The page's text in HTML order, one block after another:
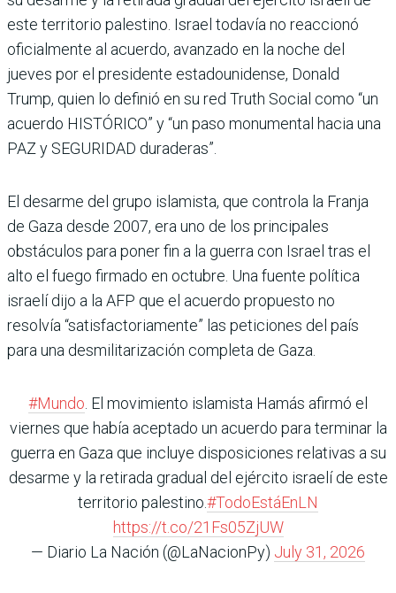
este territorio palestino. Israel todavía no reaccionó
oficialmente al acuerdo, avanzado en la noche del
jueves por el presidente estadounidense, Donald
Trump, quien lo definió en su red Truth Social como “un
acuerdo HISTÓRICO” y “un paso monumental hacia una
PAZ y SEGURIDAD duraderas”.
El desarme del grupo islamista, que controla la Franja
de Gaza desde 2007, era uno de los principales
obstáculos para poner fin a la guerra con Israel tras el
alto el fuego firmado en octubre. Una fuente política
israelí dijo a la AFP que el acuerdo propuesto no
resolvía “satisfactoriamente” las peticiones del país
para una desmilitarización completa de Gaza.
#Mundo . El movimiento islamista Hamás afirmó el
viernes que había aceptado un acuerdo para terminar la
guerra en Gaza que incluye disposiciones relativas a su
desarme y la retirada gradual del ejército israelí de este
territorio palestino.#TodoEstáEnLN
https://t.co/21Fs05ZjUW
— Diario La Nación (@LaNacionPy) July 31, 2026